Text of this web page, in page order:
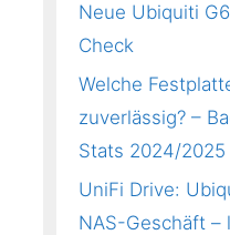
Neue Ubiquiti
Check
Welche
zuverlässig? –
Stats 2024/2025
UniFi Drive:
NAS-Geschäft –